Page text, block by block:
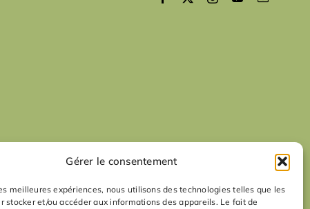
Gérer le consentement
meilleures expériences, nous utilisons des technologies telles que les
stocker et/ou accéder aux informations des appareils. Le fait de